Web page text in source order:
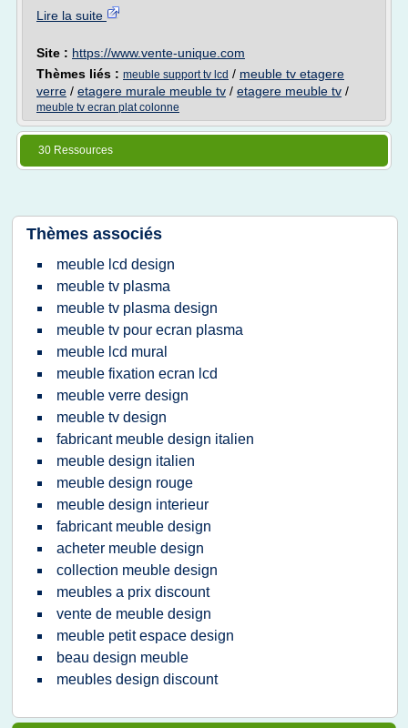
Lire la suite
Site : https://www.vente-unique.com
Thèmes liés : meuble support tv lcd / meuble tv etagere
verre / etagere murale meuble tv / etagere meuble tv /
meuble tv ecran plat colonne
30 Ressources
Thèmes associés
meuble lcd design
meuble tv plasma
meuble tv plasma design
meuble tv pour ecran plasma
meuble lcd mural
meuble fixation ecran lcd
meuble verre design
meuble tv design
fabricant meuble design italien
meuble design italien
meuble design rouge
meuble design interieur
fabricant meuble design
acheter meuble design
collection meuble design
meubles a prix discount
vente de meuble design
meuble petit espace design
beau design meuble
meubles design discount